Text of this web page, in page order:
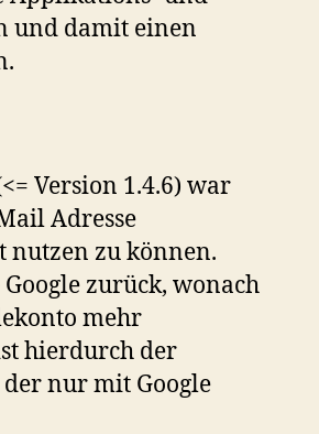
und damit einen
Version 1.4.6) war
Adresse
zu können.
zurück, wonach
mehr
hierdurch der
nur mit Google